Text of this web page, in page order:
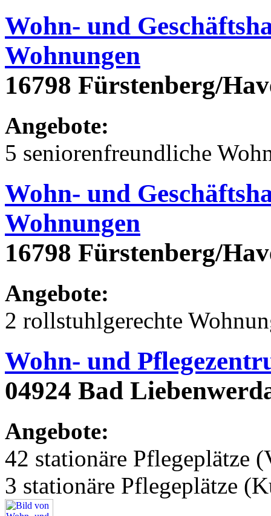
Wohn- und
Wohnungen
16798 Fürstenberg/
Angebote:
5 seniorenfreundliche
Wohn- und
Wohnungen
16798 Fürstenberg/
Angebote:
2 rollstuhlgerechte
Wohn- und
04924 Bad
Angebote:
42 stationäre Pflegeplätze
3 stationäre Pflegeplätze